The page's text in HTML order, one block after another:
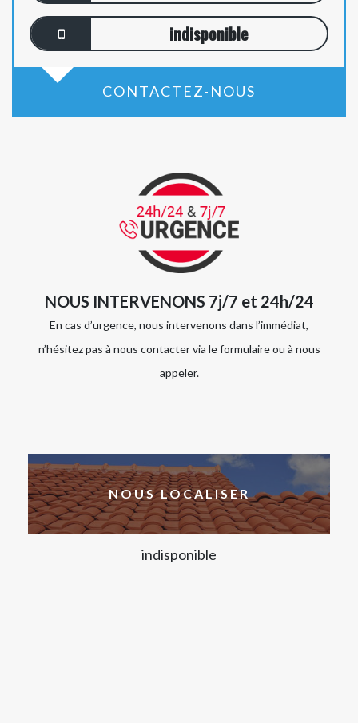
indisponible
CONTACTEZ-NOUS
NOUS INTERVENONS 7j/7 et 24h/24
En cas d’urgence, nous intervenons dans l’immédiat,
n’hésitez pas à nous contacter via le formulaire ou à nous
appeler.
NOUS LOCALISER
indisponible